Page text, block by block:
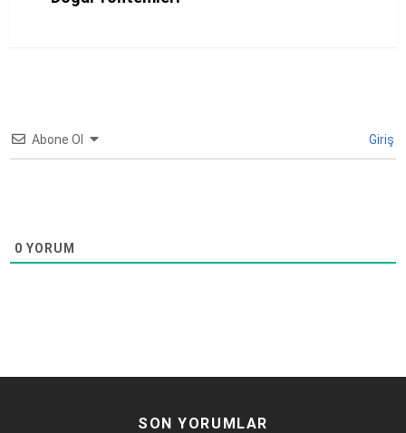
Abone Ol Giriş
0 YORUM
SON YORUMLAR